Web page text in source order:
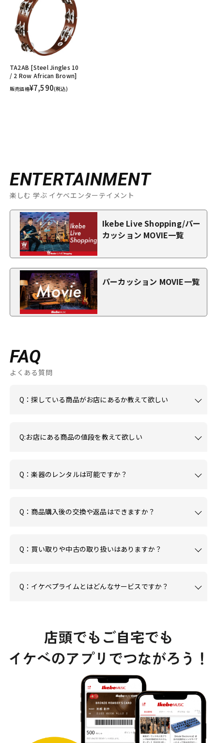
TA2AB [Steel Jingles 10
/ 2 Row African Brown]
販売価格¥7,590(税込)
ENTERTAINMENT
楽しむ 学ぶ イケベエンターテイメント
Ikebe Live Shopping/パー
カッション MOVIE一覧
パーカッション MOVIE一覧
FAQ
よくある質問
Q：探している商品がお店にあるか教えて欲しい
Q:お店にある商品の値段を教えて欲しい
Q：楽器のレンタルは可能ですか？
Q：商品購入後の交換や返品はできますか？
Q：買い取りや中古の取り扱いはありますか？
Q：イケベプライムとはどんなサービスですか？